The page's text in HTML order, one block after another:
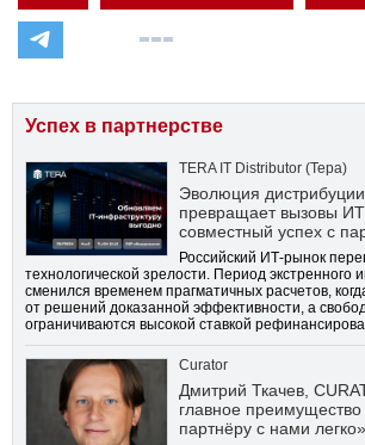
Успех в партнерстве
TERA IT Distributor (Тера)
Эволюция
превращает вызовы
совместный успех с
Российский ИТ-рынок
технологической зрелости. Период
сменился временем прагматичных расчетов,
от решений доказанной эффективности, а
ограничиваются высокой ставкой
Curator
Дмитрий Ткачев,
главное
партнёру с нами легко»